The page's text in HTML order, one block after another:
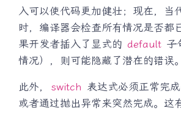
入可以使代码更加健壮；现在，当
时，编译器会检查所有情况是否都
果开发者插入了显式的 default 子
情况），则可能隐藏了潜在的错误。
此外， switch 表达式必须正常完成
或者通过抛出异常来突然完成。这